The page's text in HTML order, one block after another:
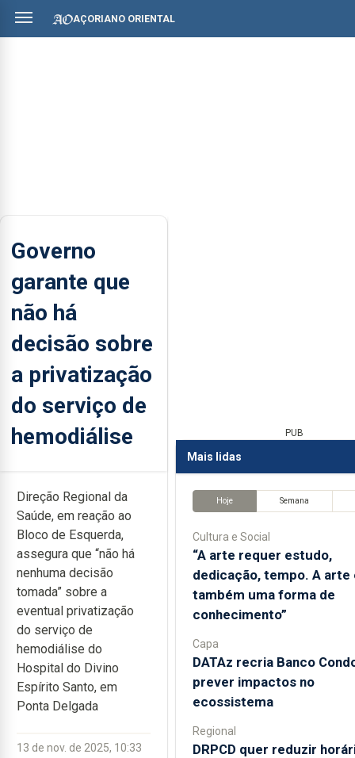
AÇORIANO ORIENTAL
Governo
garante que
não há
decisão sobre
a privatização
do serviço de
hemodiálise
Direção Regional da
Saúde, em reação ao
Bloco de Esquerda,
assegura que “não há
nenhuma decisão
tomada” sobre a
eventual privatização
do serviço de
hemodiálise do
Hospital do Divino
Espírito Santo, em
Ponta Delgada
13 de nov. de 2025, 10:33
PUB
Mais lidas
Hoje Semana
Cultura e Social
“A arte requer estudo,
dedicação, tempo. A arte
também uma forma de
conhecimento”
Capa
DATAz recria Banco
prever impactos no
ecossistema
Regional
DRPCD quer reduzir